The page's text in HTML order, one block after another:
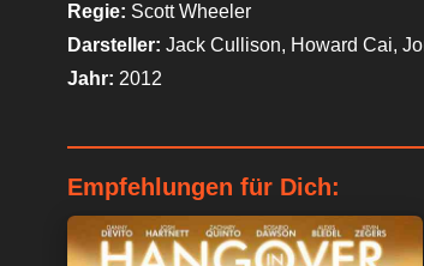
Wir
o. a.
Regie: Scott Wheeler
Darsteller: Jack Cullison, Howard Cai,
Jahr: 2012
Empfehlungen für Dich: